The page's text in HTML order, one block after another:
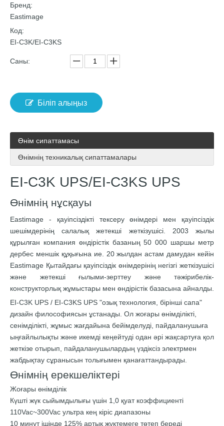
Бренд:
Eastimage
Код:
EI-C3K/EI-C3KS
Саны:
Біліп алыңыз
Өнім сипаттамасы
Өнімнің техникалық сипаттамалары
EI-C3K UPS/EI-C3KS UPS
Өнімнің нұсқауы
Eastimage - қауіпсіздікті тексеру өнімдері мен қауіпсіздік
шешімдерінің салалық жетекші жеткізушісі. 2003 жылы
құрылған компания өндірістік базаның 50 000 шаршы метр
дербес меншік құқығына ие. 20 жылдан астам дамудан кейін
Eastimage Қытайдағы қауіпсіздік өнімдерінің негізгі жеткізушісі
және жетекші ғылыми-зерттеу және тәжірибелік-
конструкторлық жұмыстары мен өндірістік базасына айналды.
EI-C3K UPS / EI-C3KS UPS "озық технология, бірінші сапа"
дизайн философиясын ұстанады. Ол жоғары өнімділікті,
сенімділікті, жұмыс жағдайына бейімделуді, пайдаланушыға
ыңғайлылықты және икемді кеңейтуді одан әрі жақсартуға қол
жеткізе отырып, пайдаланушылардың үздіксіз электрмен
жабдықтау сұранысын толығымен қанағаттандырады.
Өнімнің ерекшеліктері
Жоғары өнімділік
Күшті жүк сыйымдылығы үшін 1,0 қуат коэффициенті
110Vac~300Vac ультра кең кіріс диапазоны
10 минут ішінде 125% артық жүктемеге төтеп береді